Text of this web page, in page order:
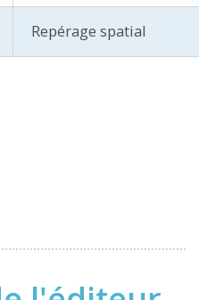
Repérage spatial